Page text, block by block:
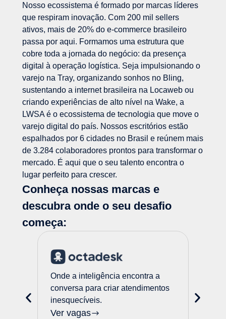
Nosso ecossistema é formado por marcas líderes
que respiram inovação. Com 200 mil sellers
ativos, mais de 20% do e-commerce brasileiro
passa por aqui. Formamos uma estrutura que
cobre toda a jornada do negócio: da presença
digital à operação logística. Seja impulsionando o
varejo na Tray, organizando sonhos no Bling,
sustentando a internet brasileira na Locaweb ou
criando experiências de alto nível na Wake, a
LWSA é o ecossistema de tecnologia que move o
varejo digital do país. Nossos escritórios estão
espalhados por 6 cidades no Brasil e reúnem mais
de 3.284 colaboradores prontos para transformar o
mercado. É aqui que o seu talento encontra o
lugar perfeito para crescer.
Conheça nossas marcas e
descubra onde o seu desafio
começa:
Onde a inteligência encontra a
conversa para criar atendimentos
inesquecíveis.
Ver vagas